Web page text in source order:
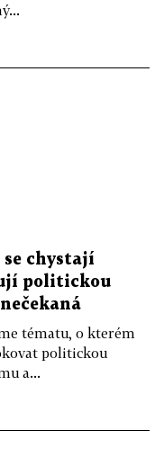
se chystají
politickou
tématu, o kterém
politickou
a...